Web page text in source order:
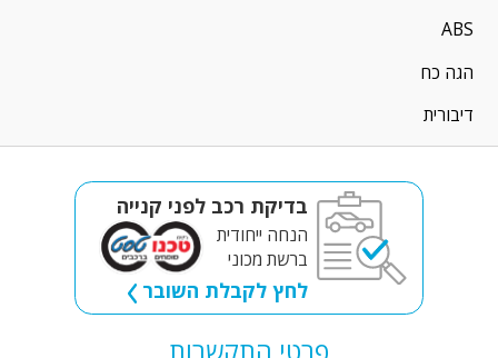
ABS
הגה כח
דיבורית
בדיקת רכב לפני קנייה
הנחה ייחודית
ברשת מכוני
לחץ לקבלת השובר